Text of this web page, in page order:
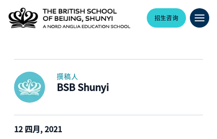
招生咨询
撰稿人
BSB Shunyi
12 四月, 2021